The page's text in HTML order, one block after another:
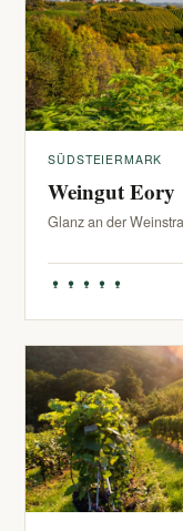
SÜDSTEIERMARK
Weingut Eory
Glanz an der